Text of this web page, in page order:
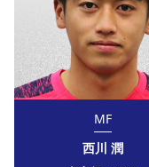
MF
西川 潤